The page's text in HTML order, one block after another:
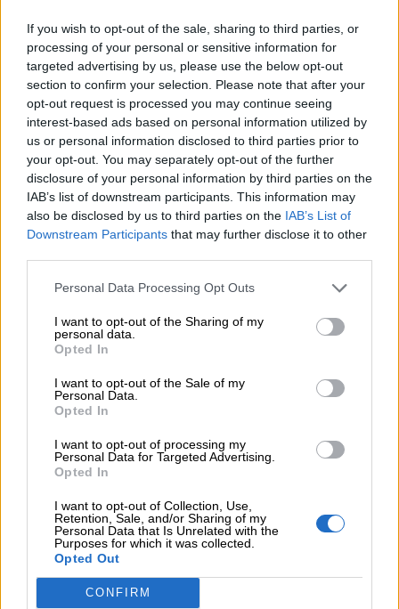
If you wish to opt-out of the sale, sharing to third parties, or
processing of your personal or sensitive information for
targeted advertising by us, please use the below opt-out
section to confirm your selection. Please note that after your
opt-out request is processed you may continue seeing
interest-based ads based on personal information utilized by
us or personal information disclosed to third parties prior to
your opt-out. You may separately opt-out of the further
disclosure of your personal information by third parties on the
IAB’s list of downstream participants. This information may
also be disclosed by us to third parties on the IAB’s List of
Downstream Participants that may further disclose it to other
Personal Data Processing Opt Outs
I want to opt-out of the Sharing of my
personal data.
Opted In
I want to opt-out of the Sale of my
Personal Data.
Opted In
I want to opt-out of processing my
Personal Data for Targeted Advertising.
Opted In
I want to opt-out of Collection, Use,
Retention, Sale, and/or Sharing of my
Personal Data that Is Unrelated with the
Purposes for which it was collected.
Opted Out
CONFIRM
06.08.2026 - 08:40
Η γαλλική «ψήφος» στο «καλώδιο» και τα συμφέροντα, οι
ελληνικές τράπεζες «πρωταθλήτριες» στα δάνεια, νέο deal
Βαρδινογιάννη- Εξάρχου και ο διπλασιασμός των κερδών της
ΔΕΗ
05.08.2026 - 13:37
Randy Schekman, Νομπελίστας Ιατρικής: «Σε πέντε χρόνια
μπορεί να έχουμε θεραπεία που αναστέλλει την εξέλιξη του
Πάρκινσον»
05.08.2026 - 12:33
Ε.Ε και παράνομη μετανάστευση: προτάσεις και δράσεις με
παρονομαστή το κοινό συμφέρον
05.08.2026 - 12:11
Αντώνης Βουκλαρής - «ΕΡΡΙΚΟΣ ΝΤΥΝΑΝ»
05.08.2026 - 11:30
Η νέα εποχή στην εκπαίδευση των ασφαλιστικών